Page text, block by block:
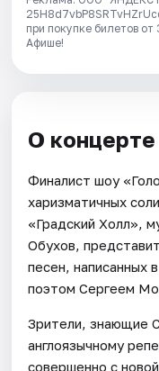
при покупке билетов
Афише!
О концерте
Финалист шоу
харизматичных
«Градский Холл»,
Обухов,
песен, написанных
поэтом Сергеем
Зрители, знающие
англоязычному
совершенно с